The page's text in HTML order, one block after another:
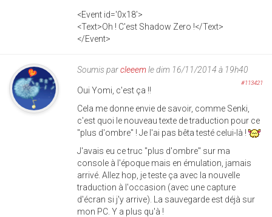
<Event id='0x18'>
<Text>Oh ! C'est Shadow Zero !</Text>
</Event>
Soumis parcleeemle dim 16/11/2014 à 19h40
#113421
Oui Yomi, c'est ça !!
Cela me donne envie de savoir, comme Senki,
c'est quoi le nouveau texte de traduction pour ce
"plus d'ombre" ! Je l'ai pas bêta testé celui-là !
J'avais eu ce truc "plus d'ombre" sur ma
console à l'époque mais en émulation, jamais
arrivé. Allez hop, je teste ça avec la nouvelle
traduction à l'occasion (avec une capture
d'écran si j'y arrive). La sauvegarde est déjà sur
mon PC. Y a plus qu'à !